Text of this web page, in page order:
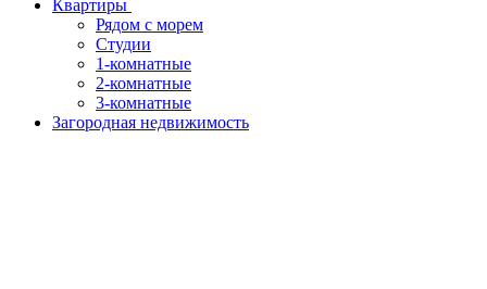
Квартиры
Рядом с морем
Студии
1-комнатные
2-комнатные
3-комнатные
Загородная недвижимость